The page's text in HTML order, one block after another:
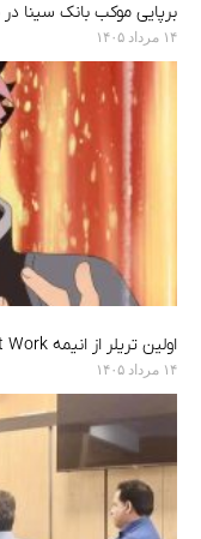
برپایی موکب بانک سینا
۱۴ مرداد ۱۴۰۵
اولین تریلر از انیمه Kaiju No. 8: Narumi’s Week at Work منتشر شد
۱۴ مرداد ۱۴۰۵